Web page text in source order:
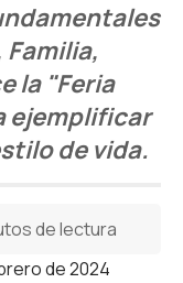
Familia,
la "Feria
ejemplificar
de vida.
de 2024
de lectura